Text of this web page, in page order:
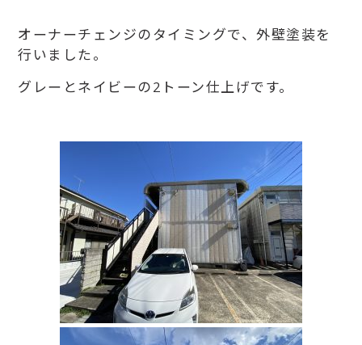
オーナーチェンジのタイミングで、外壁塗装を
行いました。
グレーとネイビーの2トーン仕上げです。